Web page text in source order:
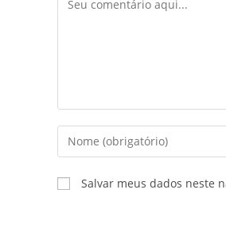
Salvar meus dados neste